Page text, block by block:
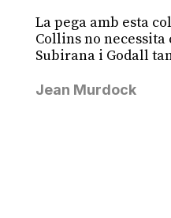
La pega amb esta
Collins no
Subirana i Godall
Jean Murdock